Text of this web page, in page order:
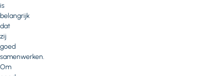
is
belangrijk
dat
zij
goed
samenwerken.
Om